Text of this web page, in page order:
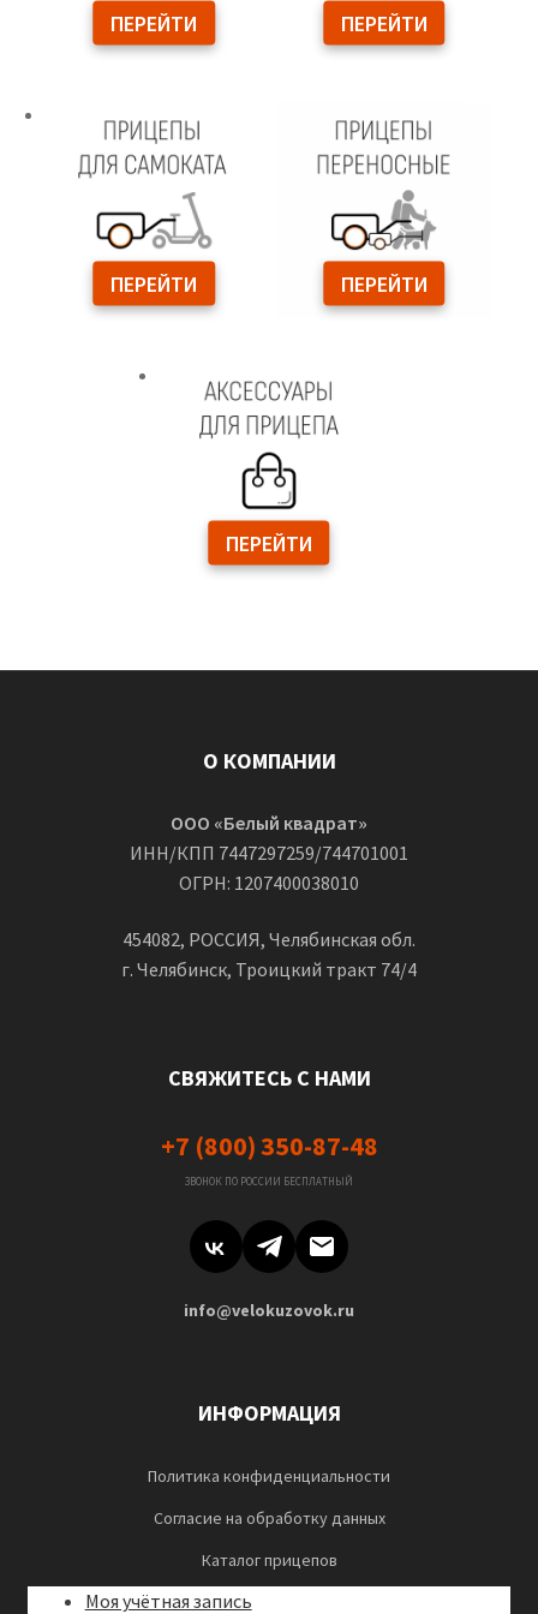
ПЕРЕЙТИ ПЕРЕЙТИ
ПЕРЕЙТИ ПЕРЕЙТИ
ПЕРЕЙТИ
О КОМПАНИИ
ООО «Белый квадрат»
ИНН/КПП 7447297259/744701001
ОГРН: 1207400038010
454082, РОССИЯ, Челябинская обл.
г. Челябинск, Троицкий тракт 74/4
СВЯЖИТЕСЬ С НАМИ
+7 (800) 350-87-48
ЗВОНОК ПО РОССИИ БЕСПЛАТНЫЙ
info@velokuzovok.ru
ИНФОРМАЦИЯ
Политика конфиденциальности
Согласие на обработку данных
Каталог прицепов
Моя учётная запись